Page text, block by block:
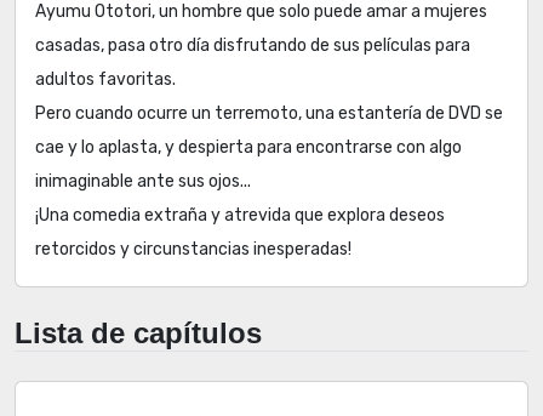
Ayumu Ototori, un hombre que solo puede amar a mujeres
casadas, pasa otro día disfrutando de sus películas para
adultos favoritas.
Pero cuando ocurre un terremoto, una estantería de DVD se
cae y lo aplasta, y despierta para encontrarse con algo
inimaginable ante sus ojos...
¡Una comedia extraña y atrevida que explora deseos
retorcidos y circunstancias inesperadas!
Lista de capítulos